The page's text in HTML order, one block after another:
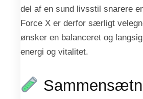
del af en sund livsstil snarere
Force X er derfor særligt
ønsker en balanceret og
energi og vitalitet.